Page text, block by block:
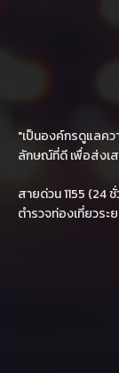
"เป็นองค์กรดูแลค
ลักษณ์ที่ดี เพื่อส่งเ
สายด่วน 1155 (24 ชั่
ตำรวจท่องเที่ยวร